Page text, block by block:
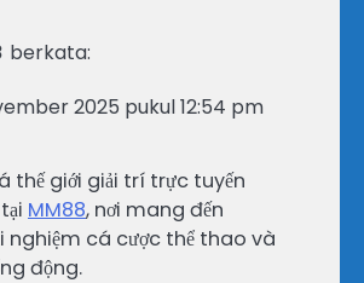
berkata:
2025 pukul 12:54 pm
thế giới giải trí trực tuyến
MM88, nơi mang đến
nghiệm cá cược thể thao và
động.